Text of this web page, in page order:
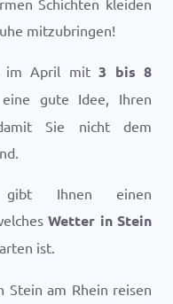
Schichten kleiden
mitzubringen!
im April mit 3 bis 8
gute Idee, Ihren
Sie nicht dem
gibt Ihnen einen
Wetter in Stein
ist.
Stein am Rhein reisen